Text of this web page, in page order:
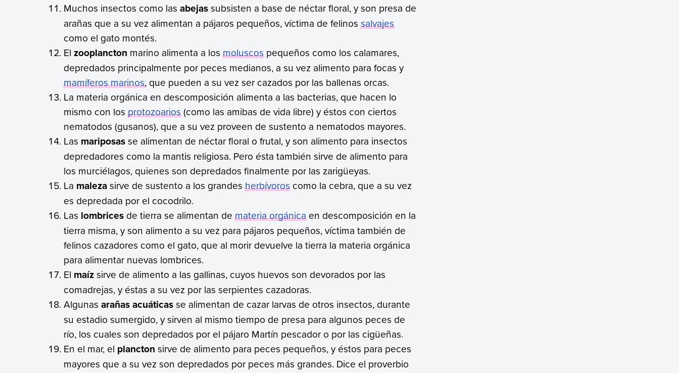
Muchos insectos como lasabejassubsisten a base de néctar floral, y son presa de
arañas que a su vez alimentan a pájaros pequeños, víctima de felinossalvajes
como el gato montés.
Elzooplancton marino alimenta a losmoluscospequeños como los calamares,
depredados principalmente por peces medianos, a su vez alimento para focas y
mamíferos marinos, que pueden a su vez ser cazados por las ballenas orcas.
La materia orgánica en descomposición alimenta a las bacterias, que hacen lo
mismo con losprotozoarios(como las amibas de vida libre) y éstos con ciertos
nematodos (gusanos), que a su vez proveen de sustento a nematodos mayores.
Las mariposasse alimentan de néctar floral o frutal, y son alimento para insectos
depredadores como la mantis religiosa. Pero ésta también sirve de alimento para
los murciélagos, quienes son depredados finalmente por las zarigüeyas.
La malezasirve de sustento a los grandesherbívoroscomo la cebra, que a su vez
es depredada por el cocodrilo.
Las lombrices de tierra se alimentan demateria orgánicaen descomposición en la
tierra misma, y son alimento a su vez para pájaros pequeños, víctima también de
felinos cazadores como el gato, que al morir devuelve la tierra la materia orgánica
para alimentar nuevas lombrices.
El maízsirve de alimento a las gallinas, cuyos huevos son devorados por las
comadrejas, y éstas a su vez por las serpientes cazadoras.
Algunasarañas acuáticasse alimentan de cazar larvas de otros insectos, durante
su estadio sumergido, y sirven al mismo tiempo de presa para algunos peces de
río, los cuales son depredados por el pájaro Martín pescador o por las cigüeñas.
En el mar, el plancton sirve de alimento para peces pequeños, y éstos para peces
mayores que a su vez son depredados por peces más grandes. Dice el proverbio